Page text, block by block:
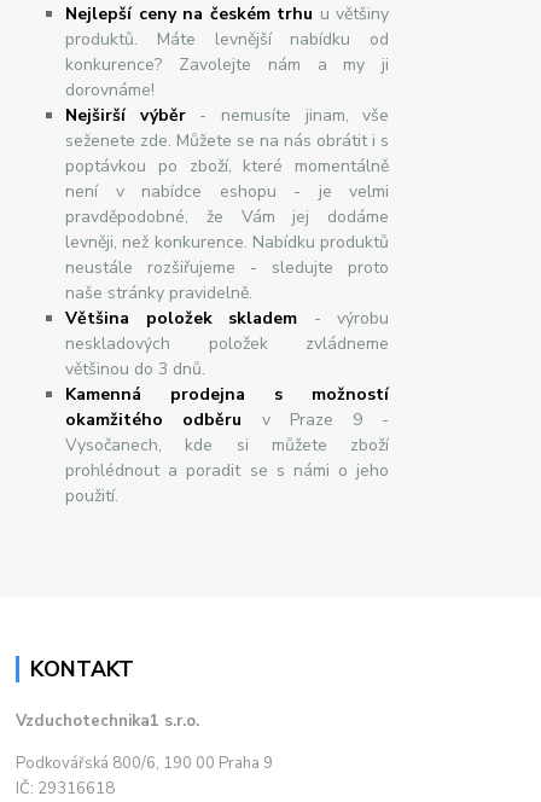
Nejlepší ceny na českém trhu u většiny
produktů. Máte levnější nabídku od
konkurence? Zavolejte nám a my ji
dorovnáme!
Nejširšívýběr- nemusíte jinam, vše
seženete zde. Můžete se na nás obrátit i s
poptávkou po zboží, které momentálně
není v nabídce eshopu - je velmi
pravděpodobné, že Vám jej dodáme
levněji, než konkurence. Nabídku produktů
neustále rozšiřujeme - sledujte proto
naše stránky pravidelně.
Většina položek skladem - výrobu
neskladových položek zvládneme
většinou do 3 dnů.
Kamenná prodejna s možností
okamžitého odběru v Praze 9 -
Vysočanech, kde si můžete zboží
prohlédnout a poradit se s námi o jeho
použití.
KONTAKT
Vzduchotechnika1 s.r.o.
Podkovářská 800/6, 190 00 Praha 9
IČ: 29316618